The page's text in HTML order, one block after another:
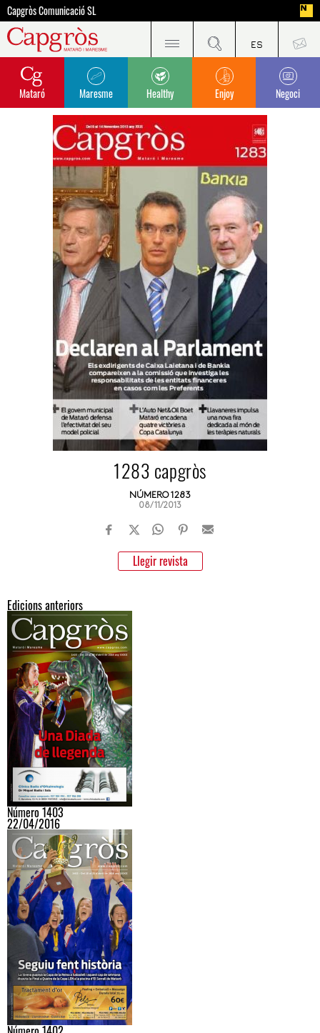
Capgròs Comunicació SL
Mataró Maresme Healthy Enjoy Negoci
1283 capgròs
NÚMERO 1283
08/11/2013
Llegir revista
Edicions anteriors
Número 1403
22/04/2016